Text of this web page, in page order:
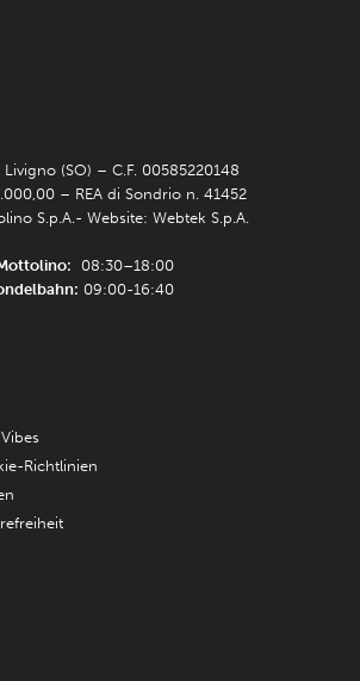
(SO) – C.F. 00585220148
– REA di Sondrio n. 41452
S.p.A.- Website: Webtek S.p.A.
08:30–18:00
09:00-16:40
Richtlinien